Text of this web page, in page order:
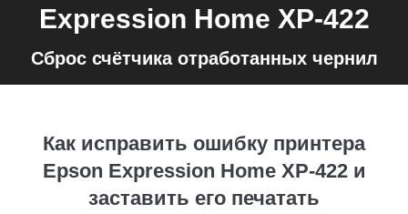
Expression Home XP-422
Сброс счётчика отработанных чернил
Как исправить ошибку принтера
Epson Expression Home XP-422 и
заставить его печатать